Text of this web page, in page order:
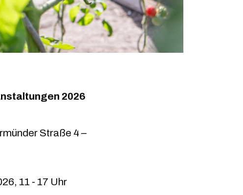
2026
Straße 4 –
11 - 17 Uhr